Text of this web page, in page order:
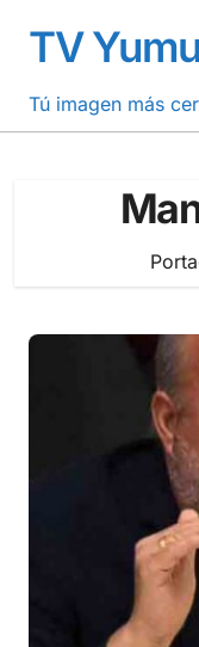
contenido
TV
Tú imagen más